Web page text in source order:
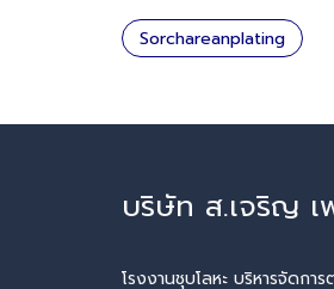
Sorchareanplating
บริษัท ส.เจริญ
โรงงานชุบโลหะ บริหารจัดกา